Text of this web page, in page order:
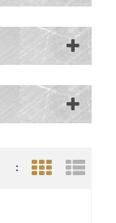
: Grid View